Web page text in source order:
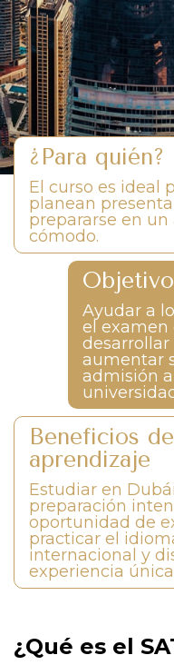
¿Para quién?
El curso es ideal
planean
prepararse en
cómodo.
Ayudar a
el examen
aumentar
admisión
Beneficios
aprendizaje
Estudiar en
preparación
oportunidad de
practicar el
internacional y
experiencia
¿Qué es el